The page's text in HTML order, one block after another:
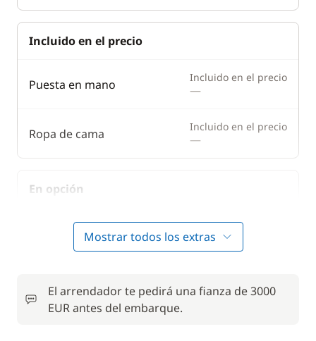
Incluido en el precio
Puesta en mano Incluido en el precio
—
Ropa de cama Incluido en el precio
—
En opción
Alquiler Bicicleta - Adulto
Colchón de cubierta
Mostrar todos los extras
El arrendador te pedirá una fianza de 3000
EUR antes del embarque.